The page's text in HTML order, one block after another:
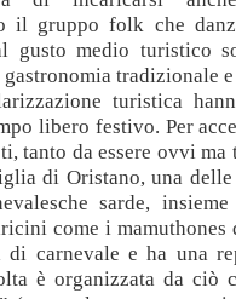
il gruppo folk che
gusto medio turistico
gastronomia tradizionale
turistica
libero festivo. Per
tanto da essere ovvi
di Oristano, una
sarde,
come i mamuthones
di carnevale e ha una
è organizzata da ciò